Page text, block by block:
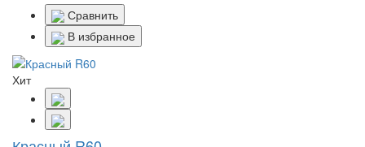
Сравнить
В избранное
Хит